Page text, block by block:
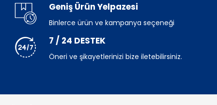
Geniş Ürün Yelpazesi
Binlerce ürün ve kampanya seçeneği
7 / 24 DESTEK
Öneri ve şikayetlerinizi bize iletebilirsiniz.